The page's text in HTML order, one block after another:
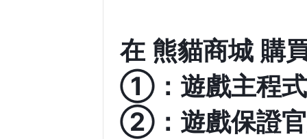
在 熊貓商城 購
①：遊戲主程式
②：遊戲保證